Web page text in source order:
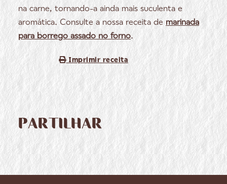
na carne, tornando-a ainda mais suculenta e
aromática. Consulte a nossa receita de marinada
para borrego assado no forno.
Imprimir receita
PARTILHAR